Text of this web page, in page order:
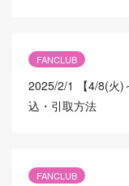
FANCLUB
2025/2/1
【4/8(火
込・引取方法
FANCLUB